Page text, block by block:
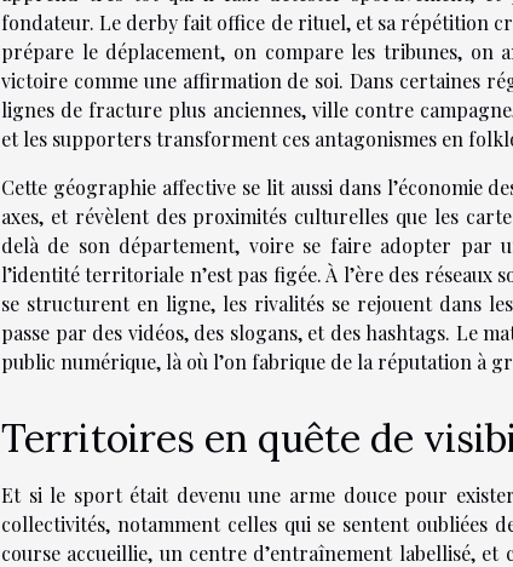
fondateur. Le derby fait office de rituel, et sa répétition
prépare le déplacement, on compare les tribunes,
victoire comme une affirmation de soi. Dans certaines
lignes de fracture plus anciennes, ville contre
et les supporters transforment ces antagonismes en
Cette géographie affective se lit aussi dans l’économie
axes, et révèlent des proximités culturelles que les
delà de son département, voire se faire adopter par
l’identité territoriale n’est pas figée. À l’ère des réseaux
se structurent en ligne, les rivalités se rejouent dans
passe par des vidéos, des slogans, et des hashtags. Le
public numérique, là où l’on fabrique de la réputation à
Territoires en quête de
Et si le sport était devenu une arme douce pour
collectivités, notamment celles qui se sentent
course accueillie, un centre d’entraînement labellisé, et